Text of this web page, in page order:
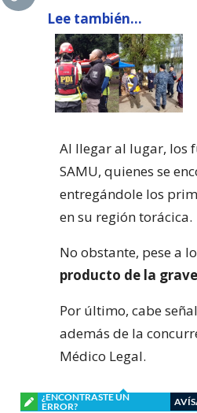
Lee también...
Al llegar al lugar, los
SAMU, quienes se
entregándole los
en su región torácica.
No obstante, pese a
producto de la
Por último, cabe
además de la
Médico Legal.
¿ENCONTRASTE UN
ERROR?